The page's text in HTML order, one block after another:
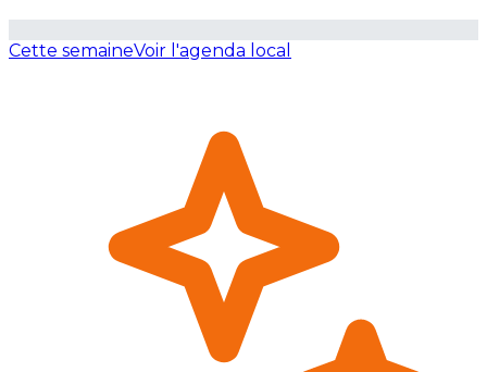
Cette semaineVoir l'agenda local